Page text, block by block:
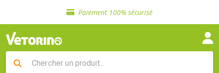
Paiement 100% sécurisé
Livraison gratuite en clinique vétérinaire
Sélection de croquettes vétérinaire
Livraison gratuite en clinique vétérinaire